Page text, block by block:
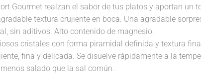
Gourmet realzan el sabor de tus platos y aportan un
textura crujiente en boca. Una agradable
sin aditivos. Alto contenido de magnesio.
cristales con forma piramidal definida y textura
fina y delicada. Se disuelve rápidamente a la
salado que la sal común.